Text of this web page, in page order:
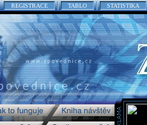
REGISTRACE TABLO STATISTIKA